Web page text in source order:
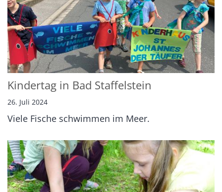
Kindertag in Bad Staffelstein
26. Juli 2024
Viele Fische schwimmen im Meer.